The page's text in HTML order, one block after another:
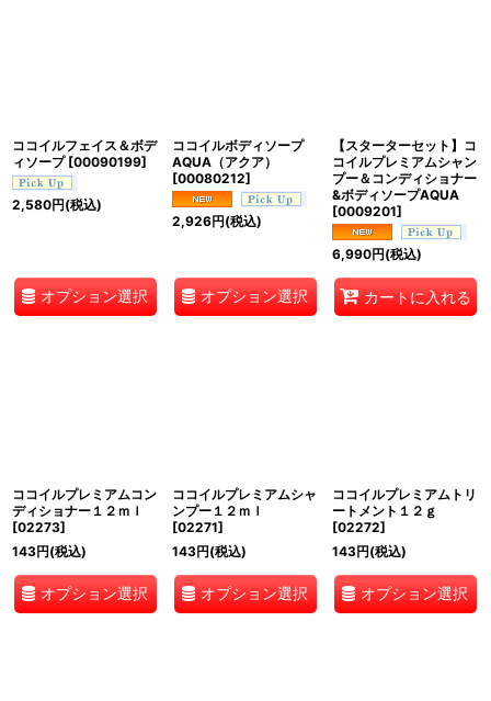
ココイルフェイス＆ボデ
ィソープ [00090199]
2,580円(税込)
オプション選択
ココイルボディソープ
AQUA（アクア）
[00080212]
2,926円(税込)
オプション選択
【スターターセット】コ
コイルプレミアムシャン
プー＆コンディショナー
&ボディソープAQUA
[0009201]
6,990円(税込)
カートに入れる
ココイルプレミアムコン
ディショナー１２ｍｌ
[02273]
143円(税込)
オプション選択
ココイルプレミアムシャ
ンプー１２ｍｌ
[02271]
143円(税込)
オプション選択
ココイルプレミアムトリ
ートメント１２ｇ
[02272]
143円(税込)
オプション選択